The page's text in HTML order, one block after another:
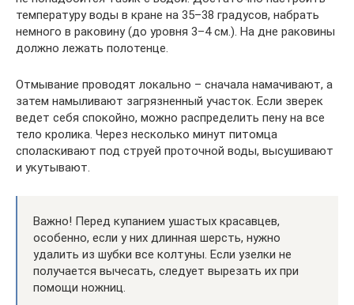
температуру воды в кране на 35–38 градусов, набрать
немного в раковину (до уровня 3–4 см.). На дне раковины
должно лежать полотенце.
Отмывание проводят локально – сначала намачивают, а
затем намыливают загрязненный участок. Если зверек
ведет себя спокойно, можно распределить пену на все
тело кролика. Через несколько минут питомца
споласкивают под струей проточной воды, высушивают
и укутывают.
Важно! Перед купанием ушастых красавцев,
особенно, если у них длинная шерсть, нужно
удалить из шубки все колтуны. Если узелки не
получается вычесать, следует вырезать их при
помощи ножниц.